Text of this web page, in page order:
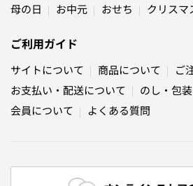
母の日 お中元 おせち クリスマ
ご利用ガイド
サイトについて 商品について
ご
お支払い・配送について
のし・包
会員について
よくある質問